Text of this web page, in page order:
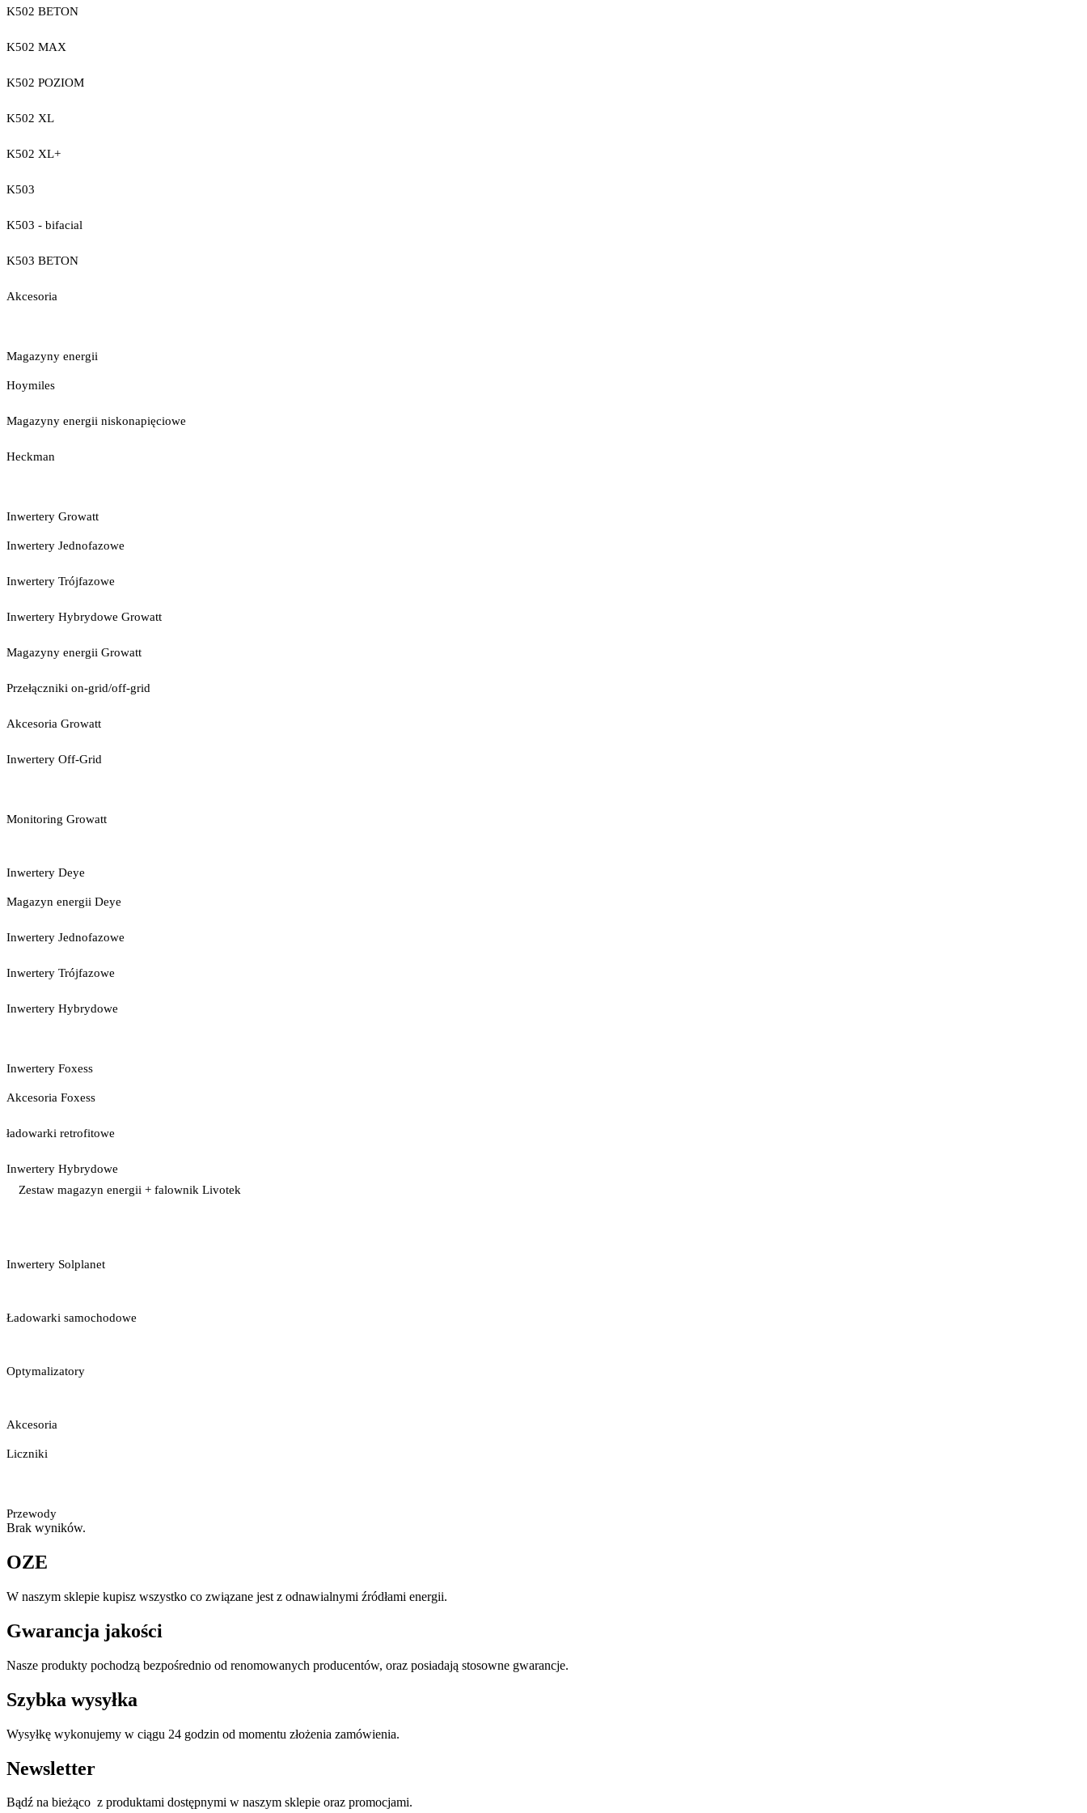
K502 BETON
K502 MAX
K502 POZIOM
K502 XL
K502 XL+
K503
K503 - bifacial
K503 BETON
Akcesoria
Magazyny energii
Hoymiles
Magazyny energii niskonapięciowe
Heckman
Inwertery Growatt
Inwertery Jednofazowe
Inwertery Trójfazowe
Inwertery Hybrydowe Growatt
Magazyny energii Growatt
Przełączniki on-grid/off-grid
Akcesoria Growatt
Inwertery Off-Grid
Monitoring Growatt
Inwertery Deye
Magazyn energii Deye
Inwertery Jednofazowe
Inwertery Trójfazowe
Inwertery Hybrydowe
Inwertery Foxess
Akcesoria Foxess
ładowarki retrofitowe
Inwertery Hybrydowe
Zestaw magazyn energii + falownik Livotek
Inwertery Solplanet
Ładowarki samochodowe
Optymalizatory
Akcesoria
Liczniki
Przewody
Brak wyników.
OZE
W naszym sklepie kupisz wszystko co związane jest z odnawialnymi źródłami energii.
Gwarancja jakości
Nasze produkty pochodzą bezpośrednio od renomowanych producentów, oraz posiadają stosowne gwarancje.
Szybka wysyłka
Wysyłkę wykonujemy w ciągu 24 godzin od momentu złożenia zamówienia.
Newsletter
Bądź na bieżąco z produktami dostępnymi w naszym sklepie oraz promocjami.